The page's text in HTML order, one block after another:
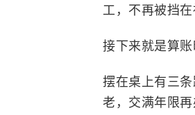
工，不再被挡在
接下来就是算账
摆在桌上有三
老，交满年限